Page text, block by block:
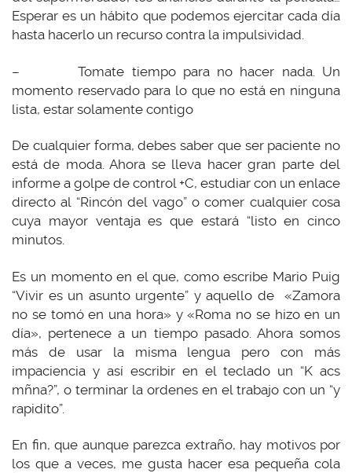
Esperar es un hábito que podemos ejercitar cada día
hasta hacerlo un recurso contra la impulsividad.
– Tomate tiempo para no hacer nada. Un
momento reservado para lo que no está en ninguna
lista, estar solamente contigo
De cualquier forma, debes saber que ser paciente no
está de moda. Ahora se lleva hacer gran parte del
informe a golpe de control +C, estudiar con un enlace
directo al “Rincón del vago” o comer cualquier cosa
cuya mayor ventaja es que estará “listo en cinco
minutos.
Es un momento en el que, como escribe Mario Puig
“Vivir es un asunto urgente” y aquello de «Zamora
no se tomó en una hora» y «Roma no se hizo en un
día», pertenece a un tiempo pasado. Ahora somos
más de usar la misma lengua pero con más
impaciencia y así escribir en el teclado un “K acs
mñna?”, o terminar la ordenes en el trabajo con un “y
rapidito”.
En fin, que aunque parezca extraño, hay motivos por
los que a veces, me gusta hacer esa pequeña cola